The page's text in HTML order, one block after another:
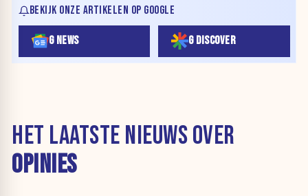
BEKIJK ONZE ARTIKELEN OP GOOGLE
G NEWS G DISCOVER
HET LAATSTE NIEUWS OVER
OPINIES